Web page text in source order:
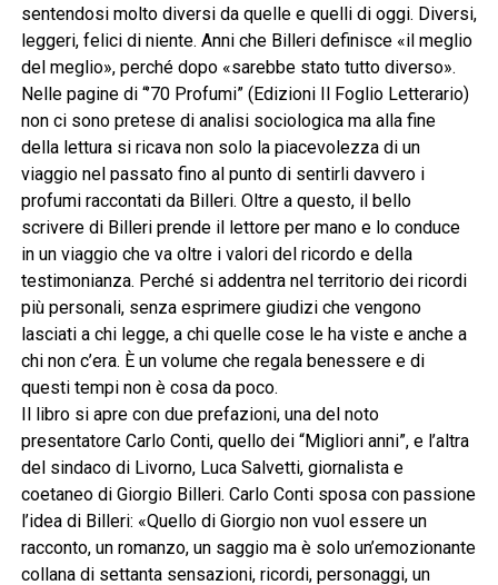
sentendosi molto diversi da quelle e quelli di oggi. Diversi,
leggeri, felici di niente. Anni che Billeri definisce «il meglio
del meglio», perché dopo «sarebbe stato tutto diverso».
Nelle pagine di “’70 Profumi” (Edizioni Il Foglio Letterario)
non ci sono pretese di analisi sociologica ma alla fine
della lettura si ricava non solo la piacevolezza di un
viaggio nel passato fino al punto di sentirli davvero i
profumi raccontati da Billeri. Oltre a questo, il bello
scrivere di Billeri prende il lettore per mano e lo conduce
in un viaggio che va oltre i valori del ricordo e della
testimonianza. Perché si addentra nel territorio dei ricordi
più personali, senza esprimere giudizi che vengono
lasciati a chi legge, a chi quelle cose le ha viste e anche a
chi non c’era. È un volume che regala benessere e di
questi tempi non è cosa da poco.
Il libro si apre con due prefazioni, una del noto
presentatore Carlo Conti, quello dei “Migliori anni”, e l’altra
del sindaco di Livorno, Luca Salvetti, giornalista e
coetaneo di Giorgio Billeri. Carlo Conti sposa con passione
l’idea di Billeri: «Quello di Giorgio non vuol essere un
racconto, un romanzo, un saggio ma è solo un’emozionante
collana di settanta sensazioni, ricordi, personaggi, un